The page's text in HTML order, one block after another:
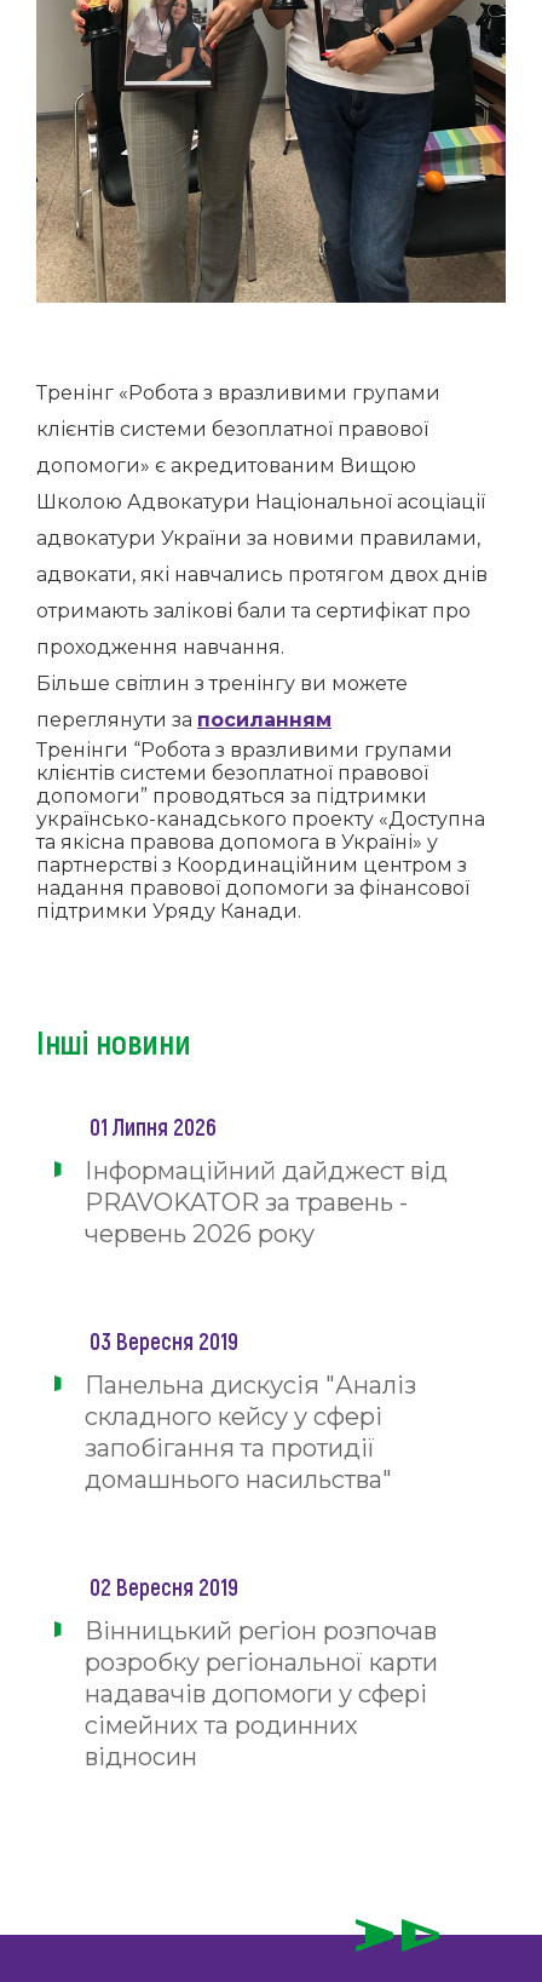
Тренінг «Робота з вразливими групами
клієнтів системи безоплатної правової
допомоги» є акредитованим Вищою
Школою Адвокатури Національної асоціації
адвокатури України за новими правилами,
адвокати, які навчались протягом двох днів
отримають залікові бали та сертифікат про
проходження навчання.
Більше світлин з тренінгу ви можете
переглянути за посиланням
Тренінги “Робота з вразливими групами
клієнтів системи безоплатної правової
допомоги” проводяться за підтримки
українсько-канадського проекту «Доступна
та якісна правова допомога в Україні» у
партнерстві з Координаційним центром з
надання правової допомоги за фінансової
підтримки Уряду Канади.
Інші новини
01 Липня 2026
Інформаційний дайджест від
PRAVOKATOR за травень -
червень 2026 року
03 Вересня 2019
Панельна дискусія "Аналіз
складного кейсу у сфері
запобігання та протидії
домашнього насильства"
02 Вересня 2019
Вінницький регіон розпочав
розробку регіональної карти
надавачів допомоги у сфері
сімейних та родинних
відносин